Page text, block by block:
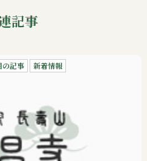
記事
の記事 新着情報